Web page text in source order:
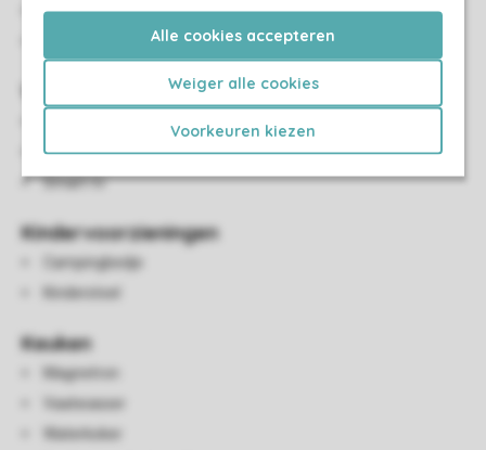
Alle cookies accepteren
Weiger alle cookies
Voorkeuren kiezen
Terrasmeubilair
Privé parkeerplaats
Woon-/eetkamer
Eethoek
Smart-tv
Kindervoorzieningen
Campingbedje
Kinderstoel
Keuken
Magnetron
Vaatwasser
Waterkoker